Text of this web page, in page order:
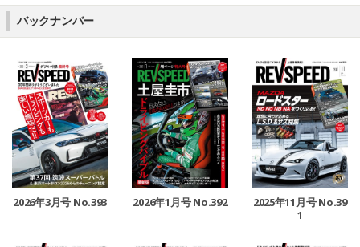
バックナンバー
2026年3月号 No.393 2026年1月号 No.392
2025年11月号 No.39
1